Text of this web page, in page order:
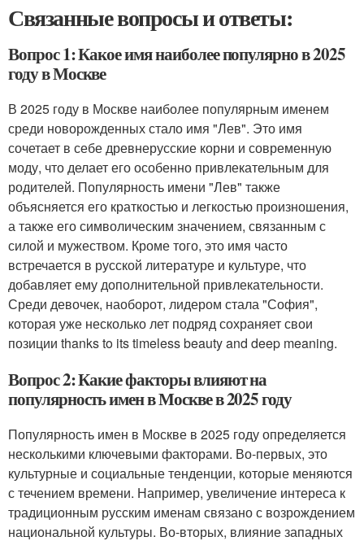
Связанные вопросы и ответы:
Вопрос 1: Какое имя наиболее популярно в 2025
году в Москве
В 2025 году в Москве наиболее популярным именем
среди новорожденных стало имя "Лев". Это имя
сочетает в себе древнерусские корни и современную
моду, что делает его особенно привлекательным для
родителей. Популярность имени "Лев" также
объясняется его краткостью и легкостью произношения,
а также его символическим значением, связанным с
силой и мужеством. Кроме того, это имя часто
встречается в русской литературе и культуре, что
добавляет ему дополнительной привлекательности.
Среди девочек, наоборот, лидером стала "София",
которая уже несколько лет подряд сохраняет свои
позиции thanks to its timeless beauty and deep meaning.
Вопрос 2: Какие факторы влияют на
популярность имен в Москве в 2025 году
Популярность имен в Москве в 2025 году определяется
несколькими ключевыми факторами. Во-первых, это
культурные и социальные тенденции, которые меняются
с течением времени. Например, увеличение интереса к
традиционным русским именам связано с возрождением
национальной культуры. Во-вторых, влияние западных